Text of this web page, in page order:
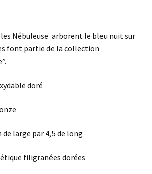
Nébuleuse arborent le bleu nuit sur
font partie de la collection
doré
de large par 4,5 de long
filigranées dorées